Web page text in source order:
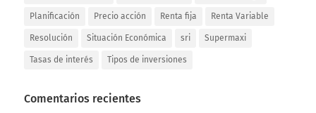
Planificación Precio acción Renta fija Renta Variable
Resolución Situación Económica sri Supermaxi
Tasas de interés Tipos de inversiones
Comentarios recientes